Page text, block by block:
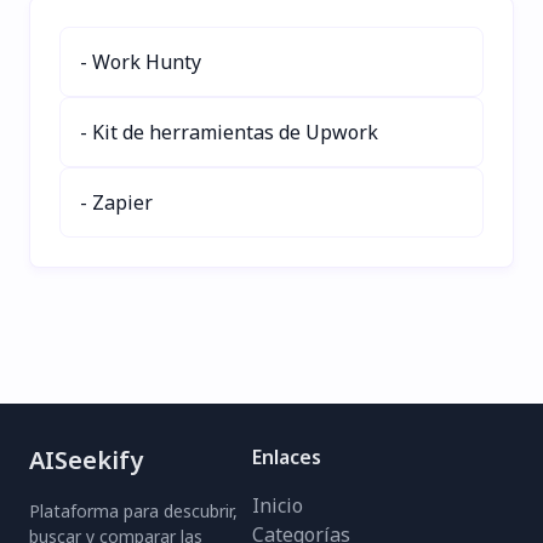
relaciones con los
clientes gracias a su
- Work Hunty
- Kit de herramientas de Upwork
- Zapier
AISeekify
Plataforma para descubrir,
buscar y comparar las
Enlaces
Inicio
Categorías